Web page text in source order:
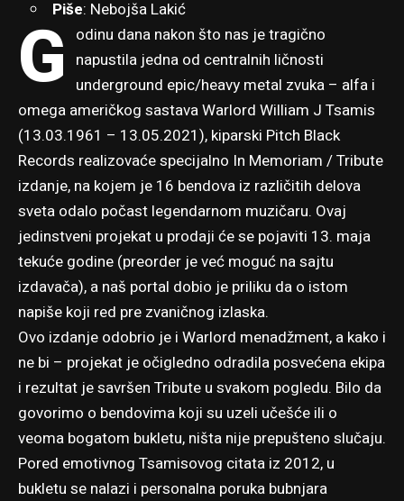
Piše: Nebojša Lakić
G odinu dana nakon što nas je tragično
napustila jedna od centralnih ličnosti
underground epic/heavy metal zvuka – alfa i
omega američkog sastava Warlord William J Tsamis
(13.03.1961 – 13.05.2021), kiparski Pitch Black
Records realizovaće specijalno In Memoriam / Tribute
izdanje, na kojem je 16 bendova iz različitih delova
sveta odalo počast legendarnom muzičaru. Ovaj
jedinstveni projekat u prodaji će se pojaviti 13. maja
tekuće godine (preorder je već moguć na sajtu
izdavača), a naš portal dobio je priliku da o istom
napiše koji red pre zvaničnog izlaska.
Ovo izdanje odobrio je i Warlord menadžment, a kako i
ne bi – projekat je očigledno odradila posvećena ekipa
i rezultat je savršen Tribute u svakom pogledu. Bilo da
govorimo o bendovima koji su uzeli učešće ili o
veoma bogatom bukletu, ništa nije prepušteno slučaju.
Pored emotivnog Tsamisovog citata iz 2012, u
bukletu se nalazi i personalna poruka bubnjara